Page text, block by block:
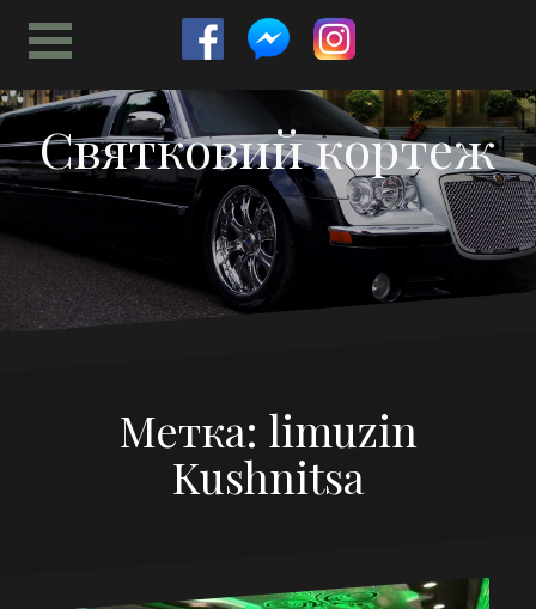
содержимому
Святковий кортеж
Метка: limuzin
Kushnitsa